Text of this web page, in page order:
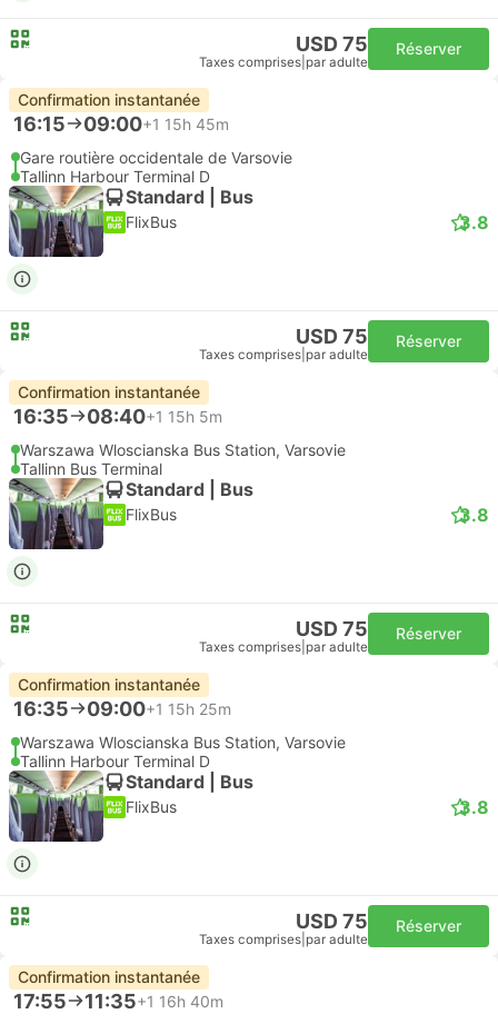
USD 75
Taxes comprises par adulte
Réserver
Confirmation instantanée
16:15 09:00+1 15h 45m
Gare routière occidentale de Varsovie
Tallinn Harbour Terminal D
Standard | Bus
FlixBus 3.8
USD 75
Taxes comprises par adulte
Réserver
Confirmation instantanée
16:35 08:40+1 15h 5m
Warszawa Wloscianska Bus Station, Varsovie
Tallinn Bus Terminal
Standard | Bus
FlixBus 3.8
USD 75
Taxes comprises par adulte
Réserver
Confirmation instantanée
16:35 09:00+1 15h 25m
Warszawa Wloscianska Bus Station, Varsovie
Tallinn Harbour Terminal D
Standard | Bus
FlixBus 3.8
USD 75
Taxes comprises par adulte
Réserver
Confirmation instantanée
17:55 11:35+1 16h 40m